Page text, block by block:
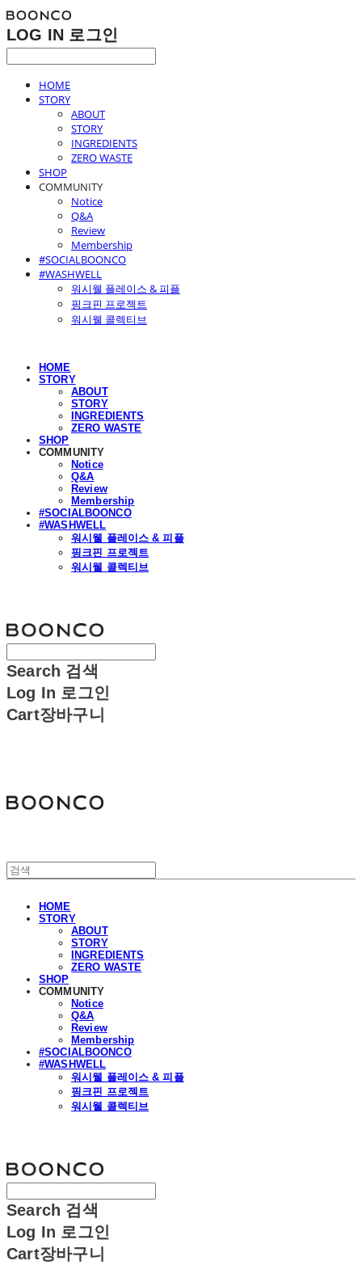
LOG IN 로그인
HOME
STORY
ABOUT
STORY
INGREDIENTS
ZERO WASTE
SHOP
COMMUNITY
Notice
Q&A
Review
Membership
#SOCIALBOONCO
#WASHWELL
워시웰 플레이스 & 피플
핑크핀 프로젝트
워시웰 콜렉티브
HOME
STORY
ABOUT
STORY
INGREDIENTS
ZERO WASTE
SHOP
COMMUNITY
Notice
Q&A
Review
Membership
#SOCIALBOONCO
#WASHWELL
워시웰 플레이스 & 피플
핑크핀 프로젝트
워시웰 콜렉티브
Search 검색
Log In 로그인
Cart장바구니
HOME
STORY
ABOUT
STORY
INGREDIENTS
ZERO WASTE
SHOP
COMMUNITY
Notice
Q&A
Review
Membership
#SOCIALBOONCO
#WASHWELL
워시웰 플레이스 & 피플
핑크핀 프로젝트
워시웰 콜렉티브
Search 검색
Log In 로그인
Cart장바구니